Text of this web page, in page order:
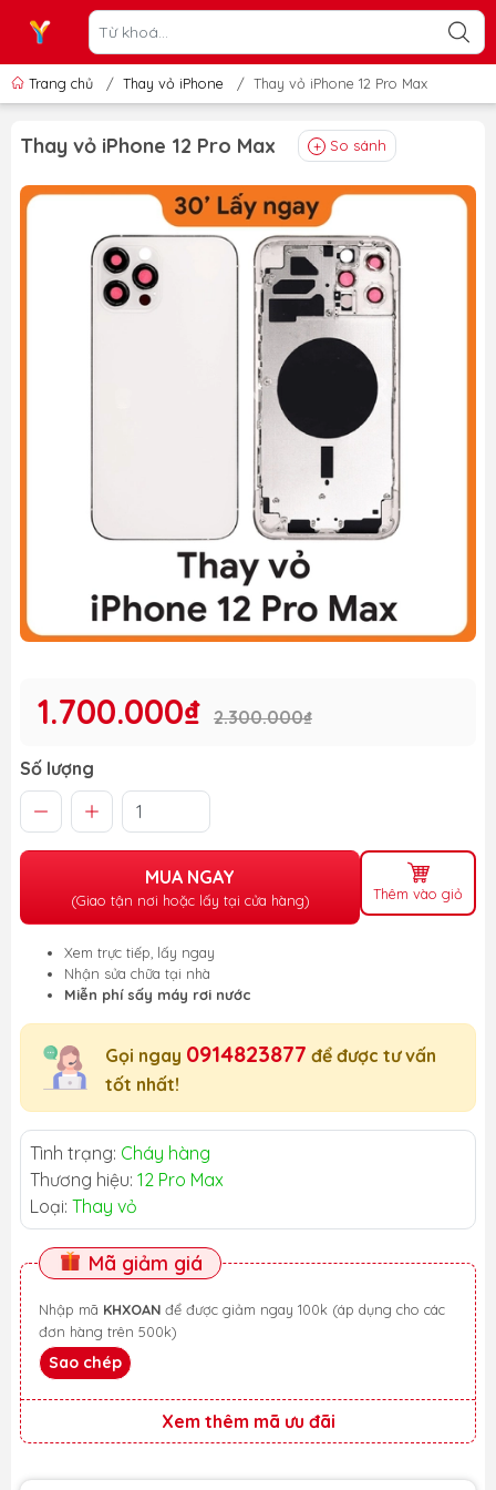
Trang chủ / Thay vỏ iPhone / Thay vỏ iPhone 12 Pro Max
Thay vỏ iPhone 12 Pro Max So sánh
1.700.000₫ 2.300.000₫
Số lượng
MUA NGAY
(Giao tận nơi hoặc lấy tại cửa hàng) Thêm vào giỏ
Xem trực tiếp, lấy ngay
Nhận sửa chữa tại nhà
Miễn phí sấy máy rơi nước
Gọi ngay 0914823877 để được tư vấn
tốt nhất!
Tình trạng: Cháy hàng
Thương hiệu: 12 Pro Max
Loại: Thay vỏ
Mã giảm giá
Nhập mã KHXOAN
đơn hàng trên 500k)
Sao chép
Xem thêm mã ưu đãi